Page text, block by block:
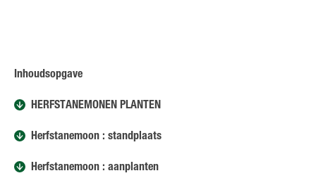
Inhoudsopgave
HERFSTANEMONEN PLANTEN
Herfstanemoon : standplaats
Herfstanemoon : aanplanten